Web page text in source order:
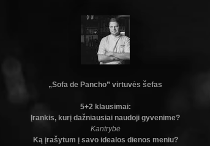
„Sofa de Pancho” virtuvės šefas
5+2 klausimai:
Įrankis, kurį dažniausiai naudoji gyvenime?
Kantrybė
Ką įrašytum į savo idealos dienos meniu?